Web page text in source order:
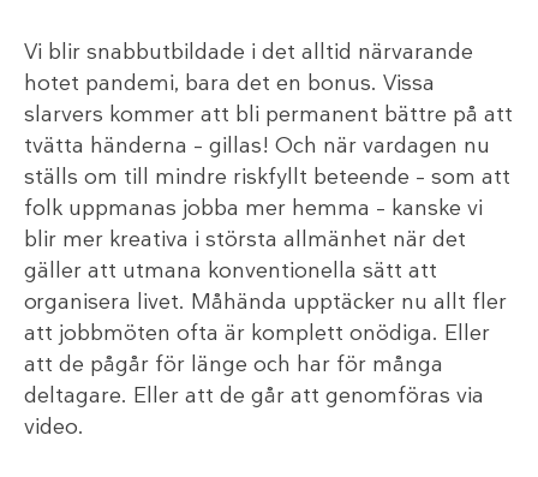
Vi blir snabbutbildade i det alltid närvarande
hotet pandemi, bara det en bonus. Vissa
slarvers kommer att bli permanent bättre på att
tvätta händerna – gillas! Och när vardagen nu
ställs om till mindre riskfyllt beteende – som att
folk uppmanas jobba mer hemma – kanske vi
blir mer kreativa i största allmänhet när det
gäller att utmana konventionella sätt att
organisera livet. Måhända upptäcker nu allt fler
att jobbmöten ofta är komplett onödiga. Eller
att de pågår för länge och har för många
deltagare. Eller att de går att genomföras via
video.